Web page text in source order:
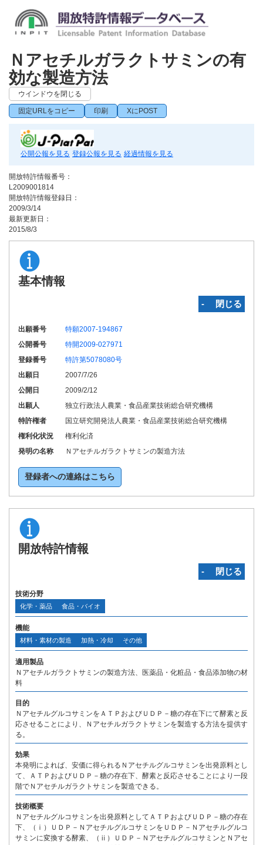
Ｎアセチルガラクトサミンの有
効な製造方法
ウインドウを閉じる
固定URLをコピー 印刷 XにPOST
公開公報を見る 登録公報を見る 経過情報を見る
開放特許情報番号：
L2009001814
開放特許情報登録日：
2009/3/14
最新更新日：
2015/8/3
基本情報
‐ 閉じる
出願番号
特願2007-194867
公開番号
特開2009-027971
登録番号
特許第5078080号
出願日
2007/7/26
公開日
2009/2/12
出願人
独立行政法人農業・食品産業技術総合研究機構
特許権者
国立研究開発法人農業・食品産業技術総合研究機構
権利化状況
権利化済
発明の名称
Ｎアセチルガラクトサミンの製造方法
登録者への連絡はこちら
開放特許情報
‐ 閉じる
技術分野
化学・薬品 食品・バイオ
機能
材料・素材の製造 加熱・冷却 その他
適用製品
Ｎアセチルガラクトサミンの製造方法、医薬品・化粧品・食品添加物の材
料
目的
ＮアセチルグルコサミンをＡＴＰおよびＵＤＰ－糖の存在下にて酵素と反
応させることにより、Ｎアセチルガラクトサミンを製造する方法を提供す
る。
効果
本発明によれば、安価に得られるＮアセチルグルコサミンを出発原料とし
て、ＡＴＰおよびＵＤＰ－糖の存在下、酵素と反応させることにより一段
階でＮアセチルガラクトサミンを製造できる。
技術概要
Ｎアセチルグルコサミンを出発原料としてＡＴＰおよびＵＤＰ－糖の存在
下、（ⅰ）ＵＤＰ－ＮアセチルグルコサミンをＵＤＰ－Ｎアセチルグルコ
サミンに変換する酵素、（ⅱ）ＵＤＰ－ＮアセチルグルコサミンとＮアセ